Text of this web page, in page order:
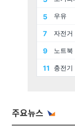
주요뉴스